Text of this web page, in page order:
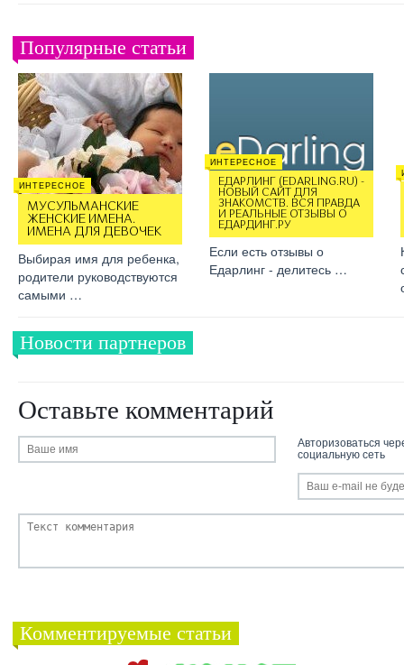
Популярные статьи
ИНТЕРЕСНОЕ
МУСУЛЬМАНСКИЕ
ЖЕНСКИЕ ИМЕНА.
ИМЕНА ДЛЯ ДЕВОЧЕК
Выбирая имя для ребенка,
родители руководствуются
самыми …
ИНТЕРЕСНОЕ
ЕДАРЛИНГ (EDARLING.RU) -
НОВЫЙ САЙТ ДЛЯ
ЗНАКОМСТВ. ВСЯ ПРАВДА
И РЕАЛЬНЫЕ ОТЗЫВЫ О
ЕДАРДИНГ.РУ
Если есть отзывы о
Едарлинг - делитесь …
Новости партнеров
Оставьте комментарий
Авторизоваться
социальную сеть
Комментируемые статьи